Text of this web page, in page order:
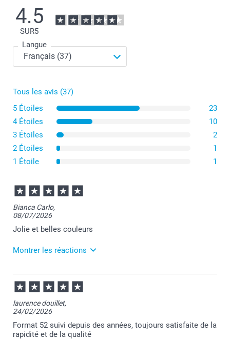
4.5
SUR5
Langue
Tous les avis (37)
5 Étoiles
23
4 Étoiles
10
3 Étoiles
2
2 Étoiles
1
1 Étoile
1
Bianca Carlo,
08/07/2026
Jolie et belles couleurs
Montrer les réactions
09/07/2026
07:18
Bonjour Bianca,
Merci pour votre commande et je suis ravie
d'apprendre que vous appréciez votre album.
Je reste à votre écoute et je vous souhaite une belle
laurence douillet,
24/02/2026
Format 52 suivi depuis des années, toujours satisfaite de la
rapidité et de la qualité